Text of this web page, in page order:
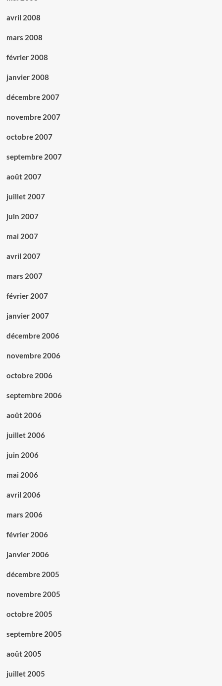
avril 2008
mars 2008
février 2008
janvier 2008
décembre 2007
novembre 2007
octobre 2007
septembre 2007
août 2007
juillet 2007
juin 2007
mai 2007
avril 2007
mars 2007
février 2007
janvier 2007
décembre 2006
novembre 2006
octobre 2006
septembre 2006
août 2006
juillet 2006
juin 2006
mai 2006
avril 2006
mars 2006
février 2006
janvier 2006
décembre 2005
novembre 2005
octobre 2005
septembre 2005
août 2005
juillet 2005